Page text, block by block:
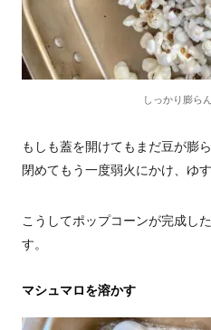
しっかり膨ら
もしも蓋を開けてもまだ豆が膨
閉めてもう一度弱火にかけ、ゆ
こうしてポップコーンが完成し
す。
マシュマロを溶かす